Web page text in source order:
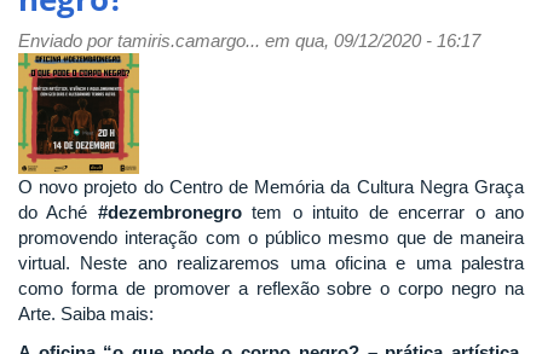
CONSEX-
Instui
o
Programa
Instucional
de
Acompanhamento
Psicopedagógico
da
Universidade
Federal
Enviado portamiris.camargo... em qua, 09/12/2020 - 16:17
O novo projeto do Centro de Memória da Cultura Negra Graça
do Aché #dezembronegrotem o intuito de encerrar o ano
promovendo interação com o público mesmo que de maneira
virtual. Neste ano realizaremos uma oficina e uma palestra
como forma de promover a reflexão sobre o corpo negro na
Arte. Saiba mais: